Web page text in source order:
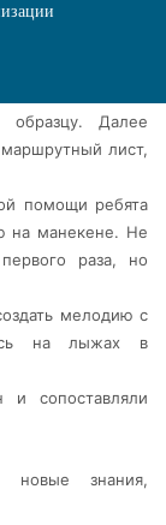
Демидовского
а
Далее
лист,
помощи ребята
на манекене. Не
раза, но
мелодию с
на лыжах в
сопоставляли
новые знания,